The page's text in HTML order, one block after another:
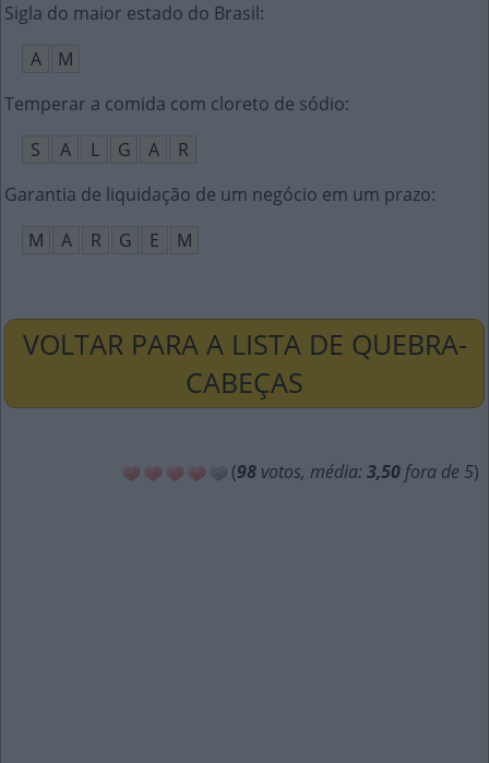
Sigla do maior estado do Brasil:
A
M
Temperar a comida com cloreto de sódio:
S
A L G A
R
Garantia de liquidação de um negócio em um prazo:
M
A R G E M
VOLTAR PARA A LISTA DE QUEBRA-
CABEÇAS
(98 votos, média: 3,50 fora de 5)